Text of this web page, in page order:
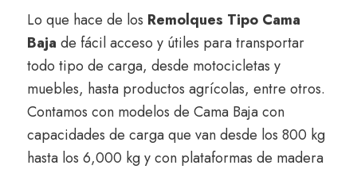
Lo que hace de los Remolques Tipo Cama
Baja de fácil acceso y útiles para transportar
todo tipo de carga, desde motocicletas y
muebles, hasta productos agrícolas, entre otros.
Contamos con modelos de Cama Baja con
capacidades de carga que van desde los 800 kg
hasta los 6,000 kg y con plataformas de madera